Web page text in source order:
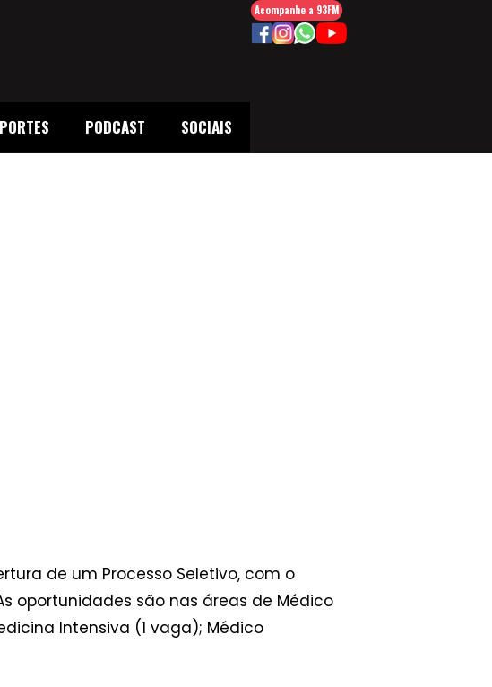
PODCAST SOCIAIS
Acompanhe a 93FM
de um Processo Seletivo, com o
oportunidades são nas áreas de Médico
Intensiva (1 vaga); Médico